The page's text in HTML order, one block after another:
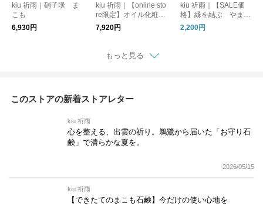
kiu 祈雨｜硝子壜 ま
こも
6,930円
kiu 祈雨｜【online sto
re限定】オイル化粧水
２本セット（箱なし）
＋ローションマスクプ
7,920円
kiu 祈雨｜【SALE価
格】縁を結ぶ やまも
も化粧石鹸「縁」（洗
顔石鹸）
2,200円
もっと見る
このストアの新着ストアレター
kiu 祈雨
心を整える、出雲の祈り。鵜鷺から届いた「お守り石
鹸」で清らかな夏を。
2026/05/15
kiu 祈雨
【できたてのまこも石鹸】今だけの使い心地を